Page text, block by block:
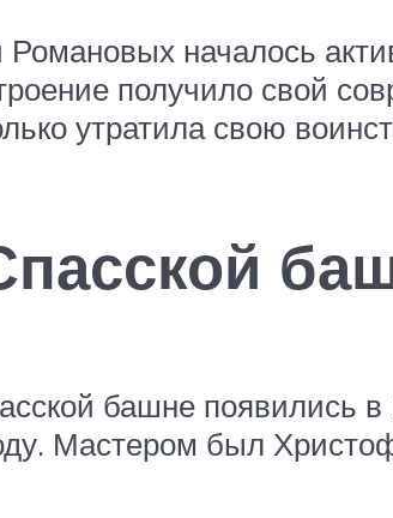
началось
получило свой
утратила свою
башне появились
Мастером был